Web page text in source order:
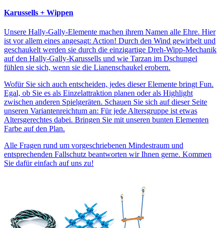
Karussells + Wippen
Unsere Hally-Gally-Elemente machen ihrem Namen alle Ehre. Hier
ist vor allem eines angesagt: Action! Durch den Wind gewirbelt und
geschaukelt werden sie durch die einzigartige Dreh-Wipp-Mechanik
auf den Hally-Gally-Karussells und wie Tarzan im Dschungel
fühlen sie sich, wenn sie die Lianenschaukel erobern.
Wofür Sie sich auch entscheiden, jedes dieser Elemente bringt Fun.
Egal, ob Sie es als Einzelattraktion planen oder als Highlight
zwischen anderen Spielgeräten. Schauen Sie sich auf dieser Seite
unseren Variantenreichtum an: Für jede Altersgruppe ist etwas
Altersgerechtes dabei. Bringen Sie mit unseren bunten Elementen
Farbe auf den Plan.
Alle Fragen rund um vorgeschriebenen Mindestraum und
entsprechenden Fallschutz beantworten wir Ihnen gerne. Kommen
Sie dafür einfach auf uns zu!